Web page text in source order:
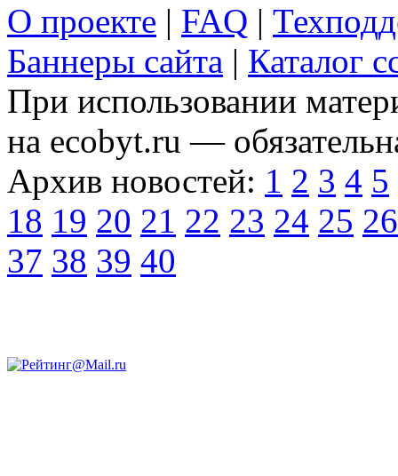
О проекте | FAQ |
Баннеры сайта | Каталог
При использовании
на ecobyt.ru —
Архив новостей: 1 2 3 4 5
18 19 20 21 22 23 24 25 26
37 38 39 40